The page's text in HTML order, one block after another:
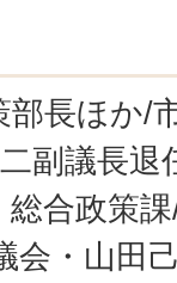
長ほか/
副議長
合政策
会・山田